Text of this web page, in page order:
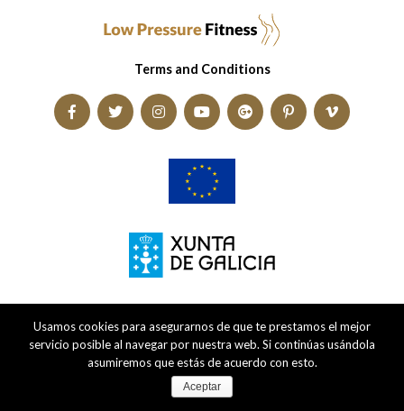
Terms and Conditions
Usamos cookies para asegurarnos de que te prestamos el mejor
servicio posible al navegar por nuestra web. Si continúas usándola
asumiremos que estás de acuerdo con esto.
Aceptar